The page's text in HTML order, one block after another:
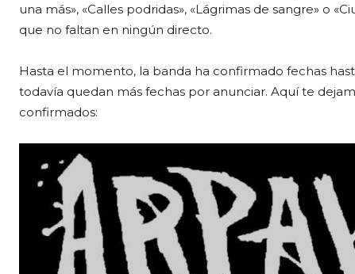
una más», «Calles podridas», «Lágrimas de sangre» o
que no faltan en ningún directo.
Hasta el momento, la banda ha confirmado fechas
todavía quedan más fechas por anunciar. Aquí te
confirmados: